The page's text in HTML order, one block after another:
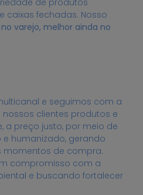
caixas fechadas. Nosso
varejo, melhor ainda no
e seguimos com a
clientes produtos e
a preço justo, por meio de
humanizado, gerando
de compra.
compromisso com a
e buscando fortalecer